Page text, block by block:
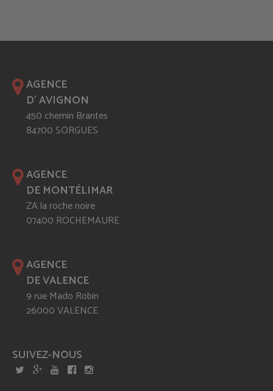
AGENCE
D' AVIGNON
450 chemin Brantes
84700 SORGUES
AGENCE
DE MONTÉLIMAR
ZA la roche noire
07400 ROCHEMAURE
AGENCE
DE VALENCE
9 rue Mado Robin
26000 VALENCE
SUIVEZ-NOUS